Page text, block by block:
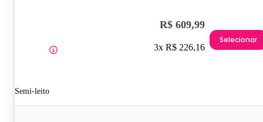
Semi-leito
R$ 609,99
3x R$ 226,16
Selecionar